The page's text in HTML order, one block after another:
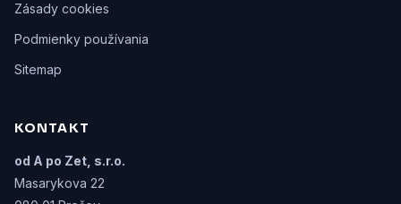
Zásady cookies
Podmienky používania
Sitemap
KONTAKT
od A po Zet, s.r.o.
Masarykova 22